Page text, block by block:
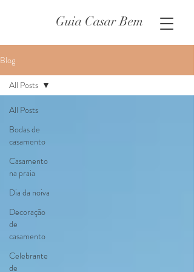
Guia Casar Bem
Blog
All Posts
Bodas de
casamento
Casamento
na praia
Dia da noiva
Decoração
de
casamento
Celebrante
de
All Posts